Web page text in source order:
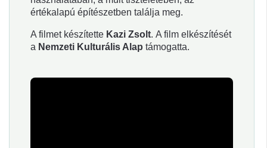
értékalapú építészetben találja meg.
A filmet készítette Kazi Zsolt. A film elkészítését
a Nemzeti Kulturális Alap támogatta.